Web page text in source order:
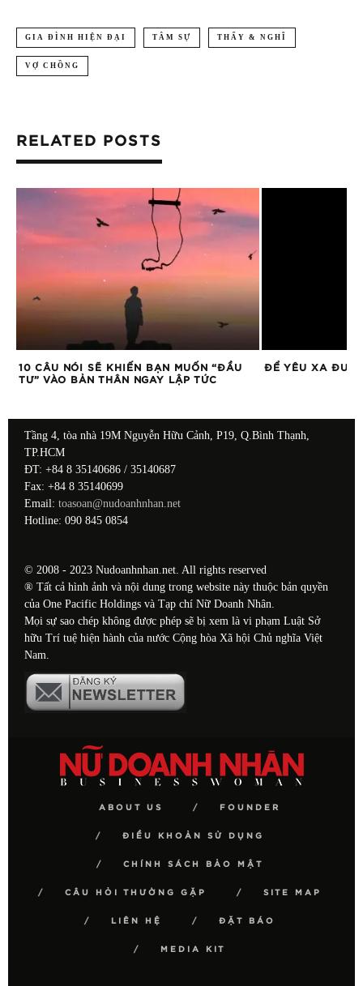
GIA ĐÌNH HIỆN ĐẠI TÂM SỰ THẤY & NGHĨ
VỢ CHỒNG
RELATED POSTS
10 CÂU NÓI SẼ KHIẾN BẠN MUỐN “ĐẦU
TƯ” VÀO BẢN THÂN NGAY LẬP TỨC
ĐỂ YÊU XA
Tầng 4, tòa nhà 19M Nguyễn Hữu Cảnh, P19, Q.Bình Thạnh,
TP.HCM
ĐT: +84 8 35140686 / 35140687
Fax: +84 8 35140699
Email: toasoan@nudoanhnhan.net
Hotline: 090 845 0854
© 2008 - 2023 Nudoanhnhan.net. All rights reserved
® Tất cả hình ảnh và nội dung trong website này thuộc bản quyền
của One Pacific Holdings và Tạp chí Nữ Doanh Nhân.
Mọi sự sao chép không được phép sẽ bị xem là vi phạm Luật Sở
hữu Trí tuệ hiện hành của nước Cộng hòa Xã hội Chủ nghĩa Việt
Nam.
ABOUT US FOUNDER
ĐIỀU KHOẢN SỬ DỤNG
CHÍNH SÁCH BẢO MẬT
CÂU HỎI THƯỜNG GẶP SITE MAP
LIÊN HỆ ĐẶT BÁO
MEDIA KIT